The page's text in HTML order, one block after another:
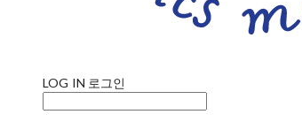
LOG IN 로그인